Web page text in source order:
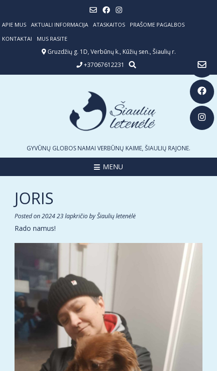
content
APIE MUS AKTUALI INFORMACIJA ATASKAITOS
PRAŠOME PAGALBOS
KONTAKTAI
MUS RASITE
Gruzdžių g. 1D, Verbūnų k., Kūžių sen., Šiaulių r.
+37067612231
GYVŪNŲ GLOBOS NAMAI VERBŪNŲ KAIME, ŠIAULIŲ RAJONE.
MENU
JORIS
Posted on2024 23 lapkričiobyŠiaulių letenėlė
Rado namus!